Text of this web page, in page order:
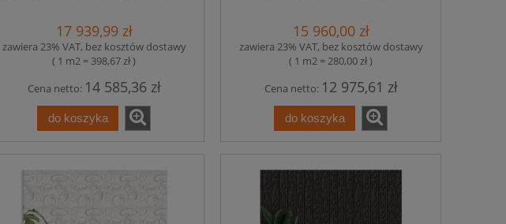
17 939,99 zł
zawiera 23% VAT, bez kosztów dostawy
( 1 m2 = 398,67 zł )
Cena netto: 14 585,36 zł
do koszyka
15 960,00 zł
zawiera 23% VAT, bez kosztów dostawy
( 1 m2 = 280,00 zł )
Cena netto: 12 975,61 zł
do koszyka